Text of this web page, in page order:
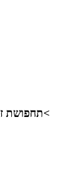
תחפושת זוגית כיפה אדומה והזאב - אגדות וקלאסיקות<